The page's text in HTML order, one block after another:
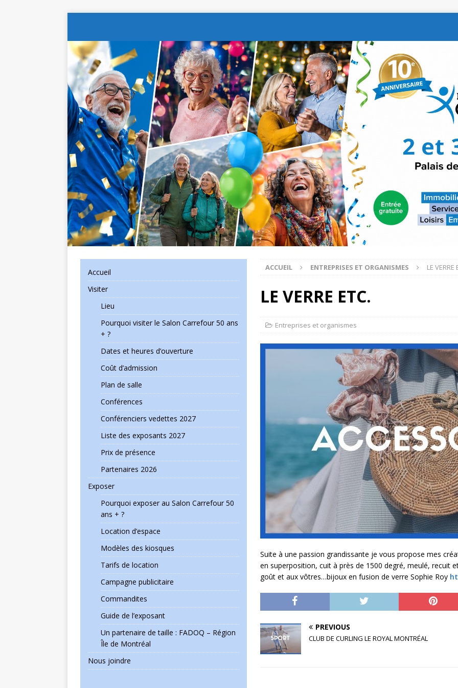
ACCUEIL ENTREPRISES ET ORGANISMES LE VERRE
LE VERRE ETC.
Entreprises et organismes
Suite à une passion grandissante je vous propose mes
en superposition, cuit à près de 1500 degré, meulé, recuit
goût et aux vôtres…bijoux en fusion de verre Sophie Roy
PREVIOUS
CLUB DE CURLING LE ROYAL MONTRÉAL
Accueil
Visiter
Lieu
Pourquoi visiter le Salon Carrefour 50 ans
+ ?
Dates et heures d’ouverture
Coût d’admission
Plan de salle
Conférences
Conférenciers vedettes 2027
Liste des exposants 2027
Prix de présence
Partenaires 2026
Exposer
Pourquoi exposer au Salon Carrefour 50
ans + ?
Location d’espace
Modèles des kiosques
Tarifs de location
Campagne publicitaire
Commandites
Guide de l’exposant
Un partenaire de taille : FADOQ – Région
Île de Montréal
Nous joindre